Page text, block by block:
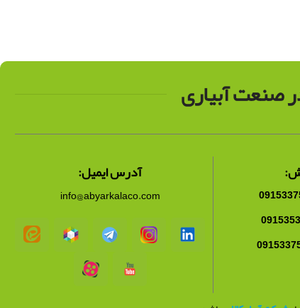
صنعت آبیاری
آدرس ایمیل:
info@abyarkalaco.com